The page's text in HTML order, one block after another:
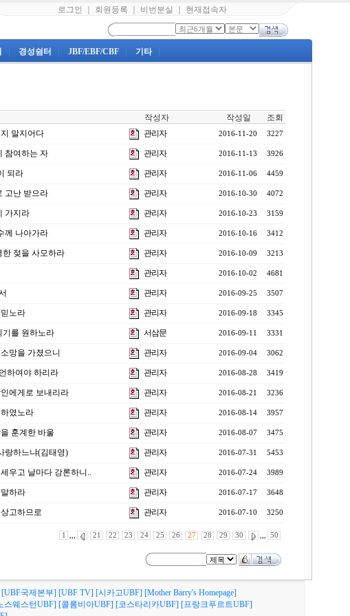
로그인 회원등록 비번분실 현재접속자
경성쉼터 JBF/EBF/CBF 기타
작성자 작성일 조회
말지어다 관리자 2016-11-20 3227
참여하는 자 관리자 2016-11-13 3926
되라 관리자 2016-11-06 4459
고난 받으라 관리자 2016-10-30 4072
가지라 관리자 2016-10-23 3159
께 나아가라 관리자 2016-10-16 3412
한 젖을 사모하라 관리자 2016-10-09 3213
관리자 2016-10-02 4681
관리자 2016-09-25 3507
노라 관리자 2016-09-18 3345
기를 원하노라 서삼문 2016-09-11 3331
망을 가졌으니 관리자 2016-09-04 3062
하여야 하리라 관리자 2016-08-28 3419
에게로 보내리라 관리자 2016-08-21 3236
였노라 관리자 2016-08-14 3957
훈계한 바울 관리자 2016-08-07 3475
랑하느냐(김태영) 관리자 2016-07-31 5453
우고 날마다 강론하니.. 관리자 2016-07-24 3989
하라 관리자 2016-07-17 3648
고하므로 관리자 2016-07-10 3250
1 ,,, 21 22 23 24 25 26 27 28 29 30 ,,, 50
[UBF국제본부] [UBF TV] [시카고UBF] [Mother Barry's Homepage]
스웨스턴UBF] [콜롬비아UBF] [코스타리카UBF] [프랑크푸르트UBF]